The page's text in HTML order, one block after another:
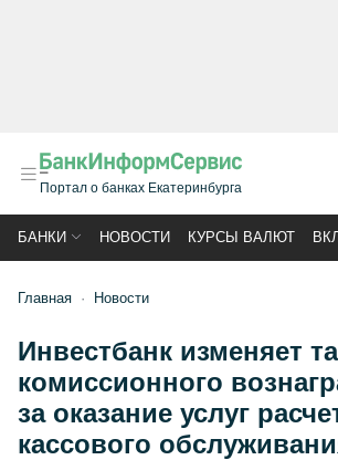
Портал о банках Екатеринбурга
БАНКИ НОВОСТИ КУРСЫ ВАЛЮТ
Главная Новости
Инвестбанк изменяет
комиссионного
за оказание услуг
кассового